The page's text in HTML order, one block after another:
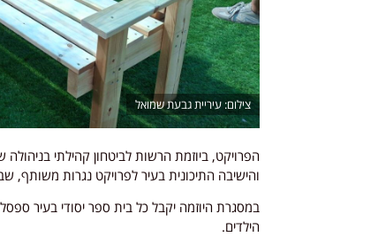
עיריית גבעת שמואל
הפרויקט, ביוזמת הרשות לביטחון קהילתי
והישיבה התיכונית בעיר לפרויקט נגרות
במסגרת היוזמה יקבל כל בית ספר יסודי בעיר
הילדים.